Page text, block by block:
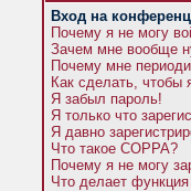
Вход на
Почему я не могу
Зачем мне вообще
Почему мне
Как сделать, чтобы
Я забыл пароль!
Я только что
Я давно
Что такое COPPA?
Почему я не могу
Что делает